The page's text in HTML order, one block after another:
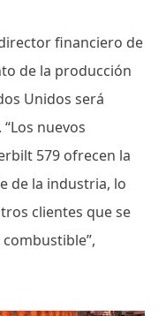
financiero de
de la producción
Unidos será
nuevos
579 ofrecen la
de la industria, lo
clientes que se